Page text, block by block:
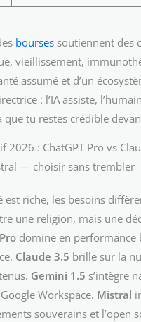
bourses soutiennent des
vieillissement,
assumé et d’un
: l’IA assiste,
que tu restes crédible
2026 : ChatGPT Pro vs
— choisir sans trembler
est riche, les besoins
une religion, mais une
domine en performance
Claude 3.5 brille sur la
Gemini 1.5 s’intègre
Workspace. Mistral
souverains et l’open